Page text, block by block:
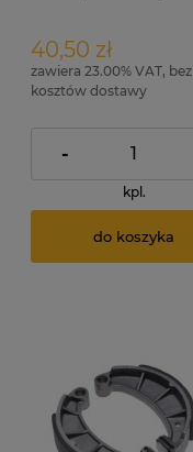
40,50 zł
zawiera 23.00% VAT, bez
kosztów dostawy
-
kpl.
do koszyka